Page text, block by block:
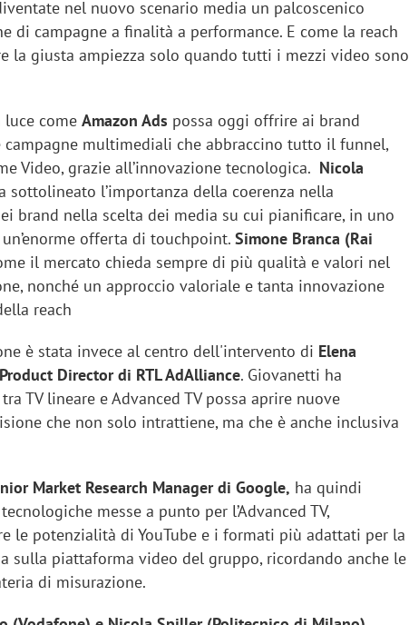
nel nuovo scenario media un palcoscenico
di campagne a finalità a performance. E come la reach
la giusta ampiezza solo quando tutti i mezzi video sono
luce comeAmazon Ads possa oggi offrire ai brand
campagne multimediali che abbraccino tutto il funnel,
Video, grazie all’innovazione tecnologica. Nicola
sottolineato l’importanza della coerenza nella
brand nella scelta dei media su cui pianificare, in uno
offerta di touchpoint.Simone Branca (Rai
il mercato chieda sempre di più qualità e valori nel
nonché un approccio valoriale e tanta innovazione
reach
è stata invece al centro dell'intervento di Elena
Director di RTL AdAlliance. Giovanetti ha
TV lineare e Advanced TV possa aprire nuove
che non solo intrattiene, ma che è anche inclusiva
Market Research Manager di Google, ha quindi
messe a punto per l’Advanced TV,
le potenzialità di YouTube e i formati più adattati per la
sulla piattaforma video del gruppo, ricordando anche le
di misurazione.